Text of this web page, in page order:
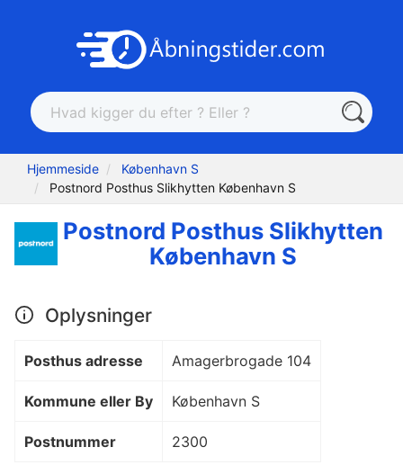
Hjemmeside
København S
Postnord Posthus Slikhytten København S
Postnord Posthus Slikhytten
København S
Oplysninger
Posthus adresse Amagerbrogade 104
Kommune eller By København S
Postnummer 2300